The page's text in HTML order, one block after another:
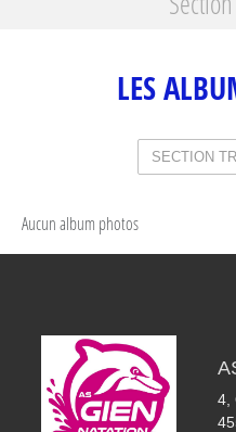
LES
Aucun album photos
4,